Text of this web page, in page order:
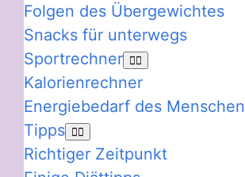
Folgen des Übergewichtes
Snacks für unterwegs
Sportrechner
Kalorienrechner
Energiebedarf des Menschen
Tipps
Richtiger Zeitpunkt